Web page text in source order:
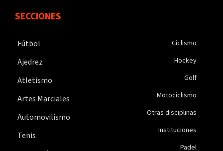
SECCIONES
Fútbol
Ajedrez
Atletismo
Artes Marciales
Automovilismo
Tenis
Ciclismo
Hockey
Golf
Motociclismo
Otras disciplinas
Instituciones
Padel